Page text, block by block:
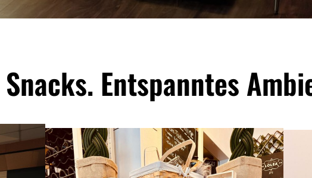
Entspanntes